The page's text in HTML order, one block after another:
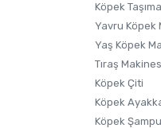
Köpek
Yavru Köpek
Yaş Köpek
Tıraş
Köpek Çiti
Köpek
Köpek